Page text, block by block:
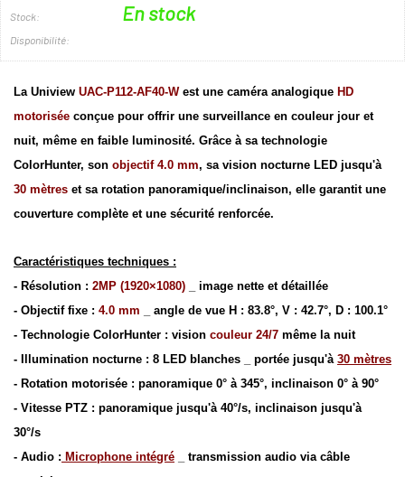
Stock: En stock
Disponibilité:
La Uniview UAC-P112-AF40-West une caméra analogique HD
motorisée conçue pour offrir une surveillance en couleur jour et
nuit, même en faible luminosité. Grâce à sa technologie
ColorHunter, son objectif 4.0 mm, sa vision nocturne LED jusqu'à
30 mètres et sa rotation panoramique/inclinaison, elle garantit une
couverture complète et une sécurité renforcée.
Caractéristiques techniques :
- Résolution : 2MP (1920×1080) _ image nette et détaillée
- Objectif fixe : 4.0 mm _ angle de vue H : 83.8°, V : 42.7°, D : 100.1°
- Technologie ColorHunter : vision couleur 24/7 même la nuit
- Illumination nocturne : 8 LED blanches _ portée jusqu'à 30 mètres
- Rotation motorisée : panoramique 0° à 345°, inclinaison 0° à 90°
- Vitesse PTZ : panoramique jusqu'à 40°/s, inclinaison jusqu'à
30°/s
- Audio : Microphone intégré _ transmission audio via câble